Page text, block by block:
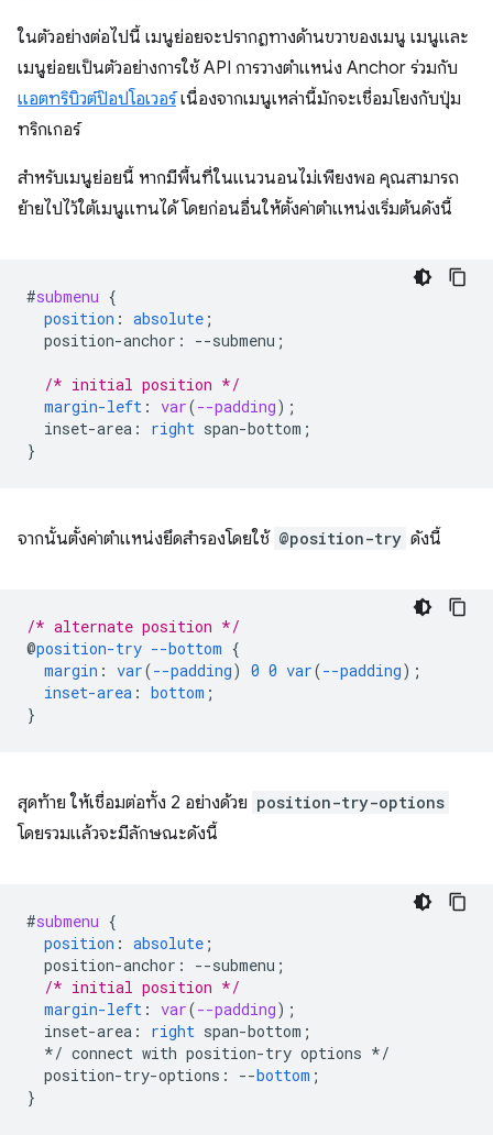
ในตัวอย่างต่อไปนี้ เมนูย่อยจะปรากฏทางด้านขวาของเมนู เมนูและ
เมนูย่อยเป็นตัวอย่างการใช้ API การวางตำแหน่ง Anchor ร่วมกับ
แอตทริบิวต์ป๊อปโอเวอร์เนื่องจากเมนูเหล่านี้มักจะเชื่อมโยงกับปุ่ม
ทริกเกอร์
สำหรับเมนูย่อยนี้ หากมีพื้นที่ในแนวนอนไม่เพียงพอ คุณสามารถ
ย้ายไปไว้ใต้เมนูแทนได้ โดยก่อนอื่นให้ตั้งค่าตำแหน่งเริ่มต้นดังนี้
#submenu {
position : absolute ;
position-anchor : --submenu ;
/* initial position */
margin-left : var(--padding);
inset-area : right span-bottom ;
}
จากนั้นตั้งค่าตำแหน่งยึดสำรองโดยใช้ @position-try ดังนี้
/* alternate position */
@position-try --bottom {
margin : var(--padding) 0 0 var(--padding);
inset-area : bottom ;
}
สุดท้าย ให้เชื่อมต่อทั้ง 2 อย่างด้วย position-try-options
โดยรวมแล้วจะมีลักษณะดังนี้
#submenu {
position : absolute ;
position-anchor : --submenu ;
/* initial position */
margin-left : var(--padding);
inset-area : right span-bottom ;
*/ connect with position-try options */
position-try-options : --bottom ;
}